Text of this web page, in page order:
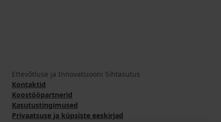
Ettevõtluse ja Innovatsiooni Sihtasutus
Kontaktid
Koostööpartnerid
Kasutustingimused
Privaatsuse ja küpsiste eeskirjad